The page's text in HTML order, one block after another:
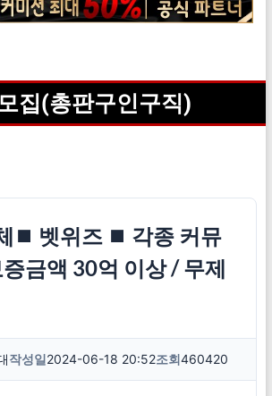
집(총판구인구직)
⏹ 벳위즈 ⏹ 각종 커뮤
금액 30억 이상 / 무제
작성일2024-06-18 20:52조회460420